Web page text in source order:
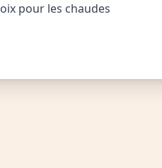
pour les chaudes